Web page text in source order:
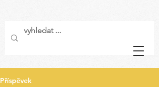
Příspěvek